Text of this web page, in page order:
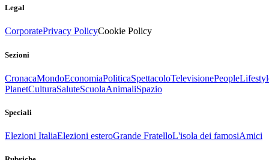
Legal
CorporatePrivacy PolicyCookie Policy
Sezioni
CronacaMondoEconomiaPoliticaSpettacoloTelevisionePeople
PlanetCulturaSaluteScuolaAnimaliSpazio
Speciali
Elezioni ItaliaElezioni esteroGrande FratelloL'isola dei famosiAmici